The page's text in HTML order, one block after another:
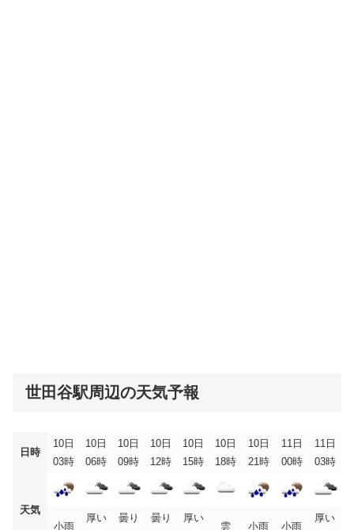
世田谷駅周辺の天気予報
日時
10日
03時
10日
06時
10日
09時
10日
12時
10日
15時
10日
18時
10日
21時
11日
00時
11日
03時
天気
小雨
厚い
曇り
曇り
厚い
雲 小雨 小雨
厚い